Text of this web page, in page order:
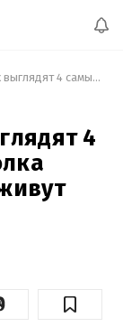
На краю света: как выглядят 4 самых отдаленных уголка планеты, где все еще живут люди
4